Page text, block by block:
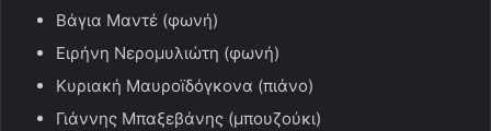
Βάγια Μαντέ (φωνή)
Ειρήνη Νερομυλιώτη (φωνή)
Κυριακή Μαυροïδόγκονα (πιάνο)
Γιάννης Μπαξεβάνης (μπουζούκι)